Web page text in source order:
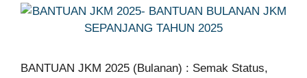
BANTUAN JKM 2025 (Bulanan) : Semak Status,